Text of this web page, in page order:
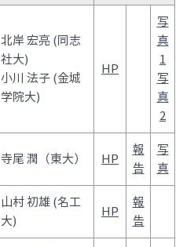
北岸 宏亮 (同志
社大)
小川 法子 (金城
学院大)
HP
写
真
1
写
真
2
寺尾 潤（東大） HP
報
告
写
真
山村 初雄 (名工
大)
HP
報
告